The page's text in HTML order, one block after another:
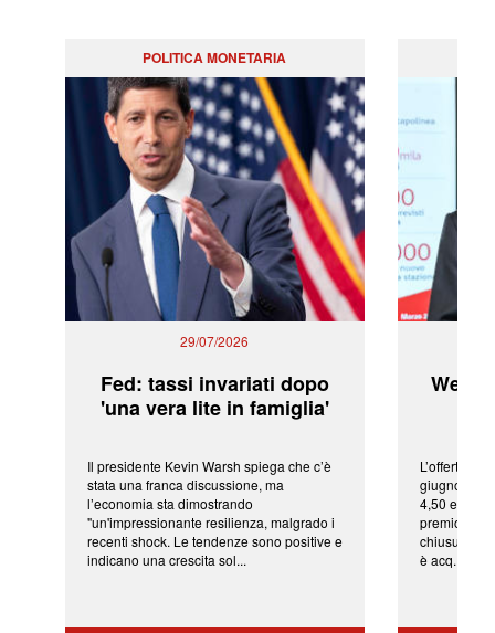
POLITICA MONETARIA
29/07/2026
Fed: tassi invariati dopo
'una vera lite in famiglia'
Il presidente Kevin Warsh spiega che c’è
stata una franca discussione, ma
l’economia sta dimostrando
"un'impressionante resilienza, malgrado i
recenti shock. Le tendenze sono positive e
indicano una crescita sol...
L’offerta
giugno da
4,50 euro
premio di
chiusura
è acq...